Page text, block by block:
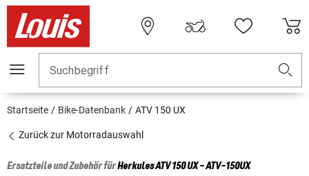
Suchbegriff
Startseite Bike-Datenbank ATV 150 UX
Zurück zur Motorradauswahl
Ersatzteile und Zubehör fürHerkulesATV 150 UX - ATV-150UX